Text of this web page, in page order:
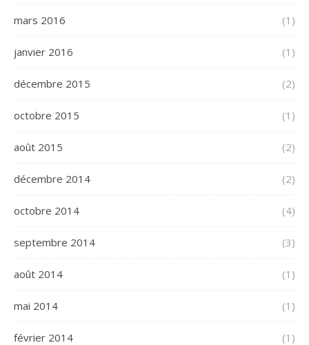
mars 2016 (1)
janvier 2016 (1)
décembre 2015 (2)
octobre 2015 (1)
août 2015 (2)
décembre 2014 (2)
octobre 2014 (4)
septembre 2014 (3)
août 2014 (1)
mai 2014 (1)
février 2014 (1)